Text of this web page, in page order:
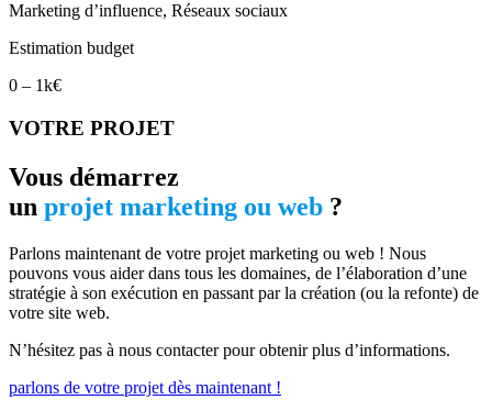
Marketing d’influence, Réseaux sociaux
Estimation budget
0 – 1k€
VOTRE PROJET
Vous démarrez
un projet marketing ou web ?
Parlons maintenant de votre projet marketing ou web ! Nous
pouvons vous aider dans tous les domaines, de l’élaboration d’une
stratégie à son exécution en passant par la création (ou la refonte) de
votre site web.
N’hésitez pas à nous contacter pour obtenir plus d’informations.
parlons de votre projet dès maintenant !